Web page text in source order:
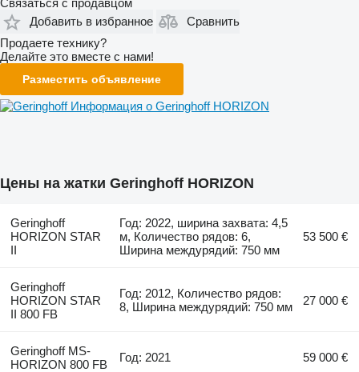
Добавить в избранное
Сравнить
Продаете технику?
Делайте это вместе с нами!
Разместить объявление
Информация о Geringhoff HORIZON
Цены на жатки Geringhoff HORIZON
Geringhoff
HORIZON STAR
II
Год: 2022, ширина захвата: 4,5
м, Количество рядов: 6,
Ширина междурядий: 750 мм
53 500 €
Geringhoff
HORIZON STAR
II 800 FB
Год: 2012, Количество рядов:
8, Ширина междурядий: 750 мм
27 000 €
Geringhoff MS-
HORIZON 800 FB
Год: 2021 59 000 €